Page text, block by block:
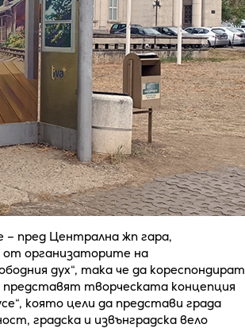
– пред Централна жп гара,
от организаторите на
дух“, така че да кореспондират
творческата концепция
която цели да представи града
градска и извънградска вело